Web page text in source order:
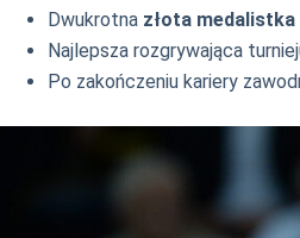
Dwukrotna złota
Najlepsza rozgrywająca
Po zakończeniu kariery